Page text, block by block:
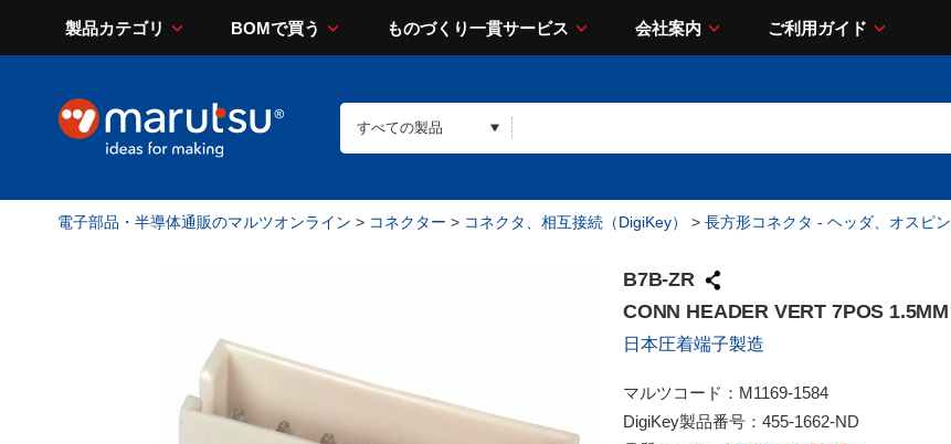
製品カテゴリ BOMで買う ものづくり一貫サービス 会社案内 ご利用ガイド
電子部品・半導体通販のマルツオンライン > コネクター > コネクタ、相互接続（DigiKey） > 長方形コネクタ - ヘッダ、オスピン
B7B-ZR
CONN HEADER VERT 7POS 1.5MM
日本圧着端子製造
マルツコード： M1169-1584
DigiKey製品番号： 455-1662-ND